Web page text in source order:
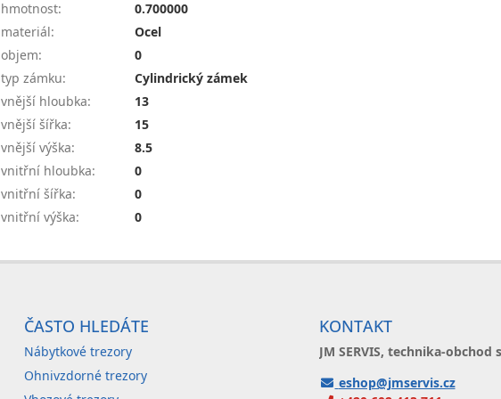
hmotnost:
0.700000
materiál:
Ocel
objem:
0
typ zámku:
Cylindrický zámek
vnější hloubka:
13
vnější šířka:
15
vnější výška:
8.5
vnitřní hloubka:
0
vnitřní šířka:
0
vnitřní výška: 0
ČASTO HLEDÁTE
Nábytkové trezory
Ohnivzdorné trezory
KONTAKT
JM SERVIS, technika-obchod
eshop@jmservis.cz